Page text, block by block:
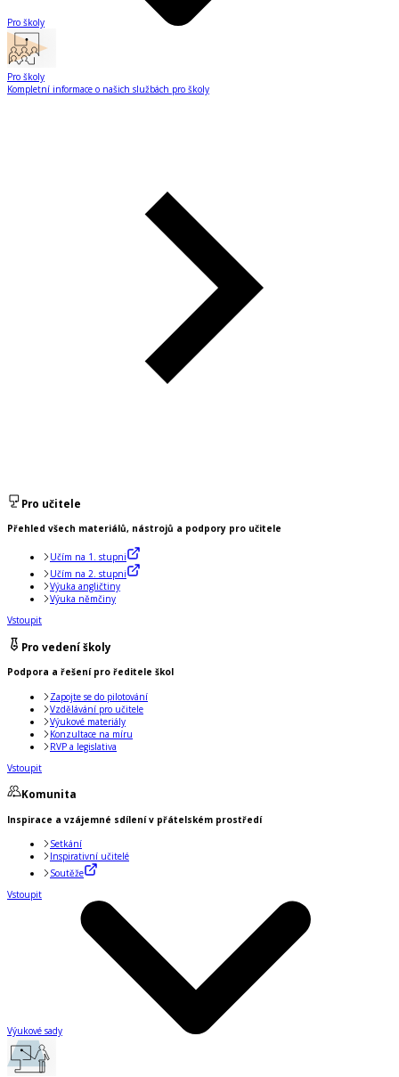
Pro školy
Pro školy
Kompletní informace o našich službách pro školy
Pro učitele
Přehled všech materiálů, nástrojů a podpory pro učitele
Učím na 1. stupni
Učím na 2. stupni
Výuka angličtiny
Výuka němčiny
Vstoupit
Pro vedení školy
Podpora a řešení pro ředitele škol
Zapojte se do pilotování
Vzdělávání pro učitele
Výukové materiály
Konzultace na míru
RVP a legislativa
Vstoupit
Komunita
Inspirace a vzájemné sdílení v přátelském prostředí
Setkání
Inspirativní učitelé
Soutěže
Vstoupit
Výukové sady